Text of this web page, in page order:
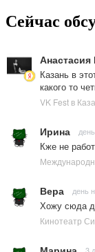
Сейчас
Казань в
какого то
VK Fest в
Ирина
Кже не
Вера день
Хожу сюда
Кинотеатр